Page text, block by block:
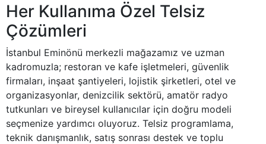
Her Kullanıma Özel Telsiz
Çözümleri
İstanbul Eminönü merkezli mağazamız ve uzman
kadromuzla; restoran ve kafe işletmeleri, güvenlik
firmaları, inşaat şantiyeleri, lojistik şirketleri, otel ve
organizasyonlar, denizcilik sektörü, amatör radyo
tutkunları ve bireysel kullanıcılar için doğru modeli
seçmenize yardımcı oluyoruz. Telsiz programlama,
teknik danışmanlık, satış sonrası destek ve toplu